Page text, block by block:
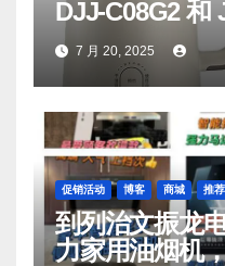
DJJ‑C08G2
DJ06M‑D53，
7 月 20, 2025
促销活动 博客 商城 推荐
到列治文振龙
力家用油烟机